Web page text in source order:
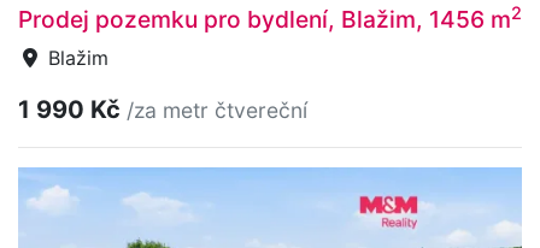
Prodej pozemku pro bydlení, Blažim, 1456 m2
Blažim
1 990 Kč /za metr čtvereční